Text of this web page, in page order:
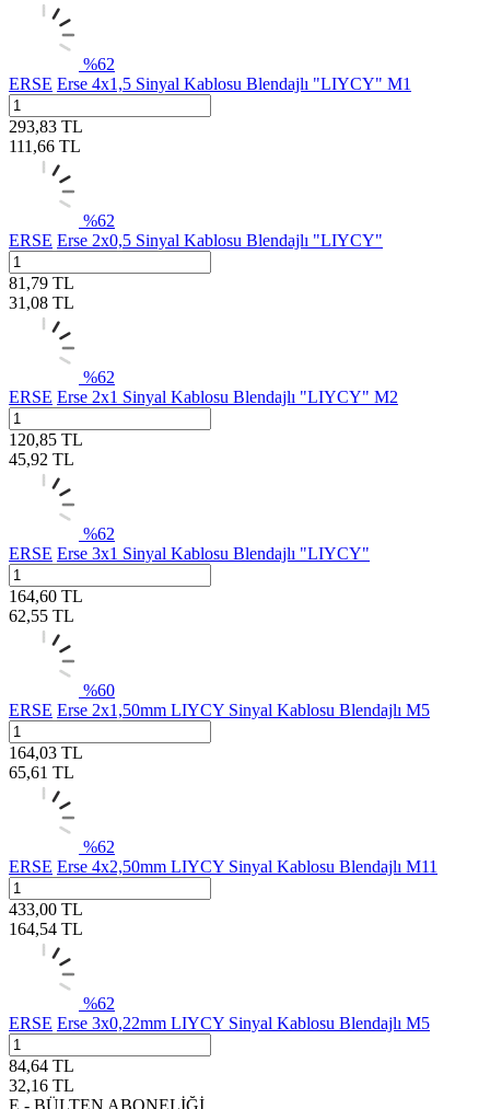
%62
ERSE Erse 4x1,5 Sinyal Kablosu Blendajlı "LIYCY" M1
293,83 TL
111,66 TL
%62
ERSE Erse 2x0,5 Sinyal Kablosu Blendajlı "LIYCY"
81,79 TL
31,08 TL
%62
ERSE Erse 2x1 Sinyal Kablosu Blendajlı "LIYCY" M2
120,85 TL
45,92 TL
%62
ERSE Erse 3x1 Sinyal Kablosu Blendajlı "LIYCY"
164,60 TL
62,55 TL
%60
ERSE Erse 2x1,50mm LIYCY Sinyal Kablosu Blendajlı M5
164,03 TL
65,61 TL
%62
ERSE Erse 4x2,50mm LIYCY Sinyal Kablosu Blendajlı M11
433,00 TL
164,54 TL
%62
ERSE Erse 3x0,22mm LIYCY Sinyal Kablosu Blendajlı M5
84,64 TL
32,16 TL
E - BÜLTEN ABONELİĞİ